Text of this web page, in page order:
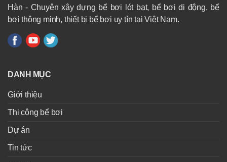
Hàn - Chuyên xây dựng bể bơi lót bạt, bể bơi di động, bể
bơi thông minh, thiết bị bể bơi uy tín tại Việt Nam.
DANH MỤC
Giới thiệu
Thi công bể bơi
Dự án
Tin tức